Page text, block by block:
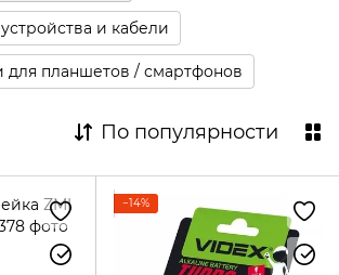
и кабели
для планшетов / смартфонов
По популярности
−14%